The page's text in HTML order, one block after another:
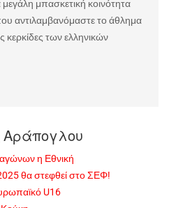
μπασκετική κοινότητα
αντιλαμβανόμαστε το άθλημα
κερκίδες των ελληνικών
Αράπογλου
η Εθνική
θα στεφθεί στο ΣΕΦ!
U16